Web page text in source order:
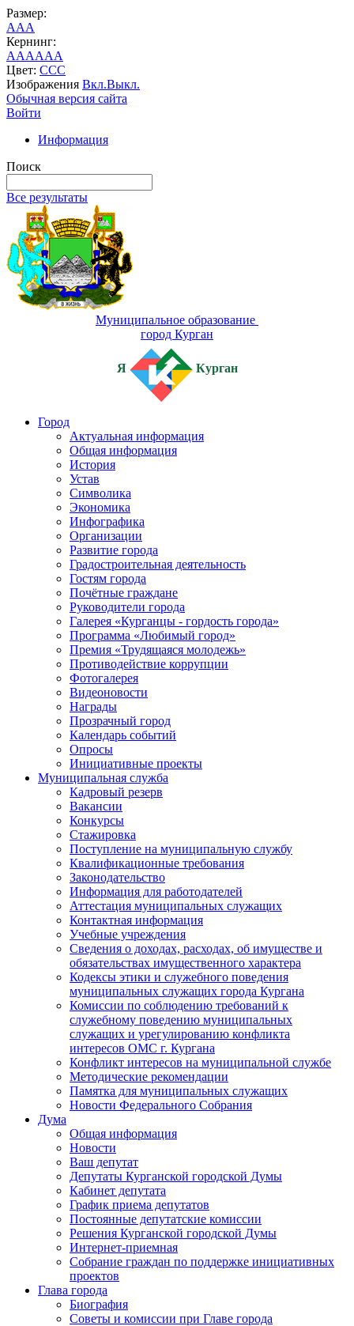
Размер:
AAA
Кернинг:
AAAAAA
Цвет: CCC
Изображения Вкл.Выкл.
Обычная версия сайта
Войти
Информация
Поиск
Все результаты
Муниципальное образование
город Курган
Я Курган
Город
Актуальная информация
Общая информация
История
Устав
Символика
Экономика
Инфографика
Организации
Развитие города
Градостроительная деятельность
Гостям города
Почётные граждане
Руководители города
Галерея «Курганцы - гордость города»
Программа «Любимый город»
Премия «Трудящаяся молодежь»
Противодействие коррупции
Фотогалерея
Видеоновости
Награды
Прозрачный город
Календарь событий
Опросы
Инициативные проекты
Муниципальная служба
Кадровый резерв
Вакансии
Конкурсы
Стажировка
Поступление на муниципальную службу
Квалификационные требования
Законодательство
Информация для работодателей
Аттестация муниципальных служащих
Контактная информация
Учебные учреждения
Сведения о доходах, расходах, об имуществе и
обязательствах имущественного характера
Кодексы этики и служебного поведения
муниципальных служащих города Кургана
Комиссии по соблюдению требований к
служебному поведению муниципальных
служащих и урегулированию конфликта
интересов ОМС г. Кургана
Конфликт интересов на муниципальной службе
Методические рекомендации
Памятка для муниципальных служащих
Новости Федерального Cобрания
Дума
Общая информация
Новости
Ваш депутат
Депутаты Курганской городской Думы
Кабинет депутата
График приема депутатов
Постоянные депутатские комиссии
Решения Курганской городской Думы
Интернет-приемная
Собрание граждан по поддержке инициативных
проектов
Глава города
Биография
Советы и комиссии при Главе города